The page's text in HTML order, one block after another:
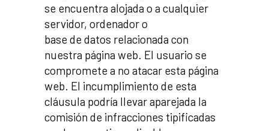
se encuentra alojada o a cualquier
servidor, ordenador o
base de datos relacionada con
nuestra página web. El usuario se
compromete a no atacar esta página
web. El incumplimiento de esta
cláusula podría llevar aparejada la
comisión de infracciones tipificadas